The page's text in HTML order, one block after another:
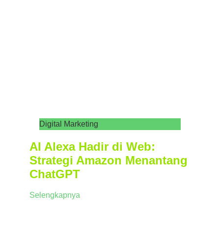
Digital Marketing
AI Alexa Hadir di Web:
Strategi Amazon Menantang
ChatGPT
Selengkapnya